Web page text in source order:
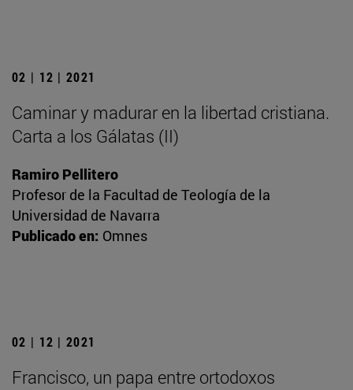
02 | 12 | 2021
Caminar y madurar en la libertad cristiana.
Carta a los Gálatas (II)
Ramiro Pellitero
Profesor de la Facultad de Teología de la
Universidad de Navarra
Publicado en: Omnes
02 | 12 | 2021
Francisco, un papa entre ortodoxos